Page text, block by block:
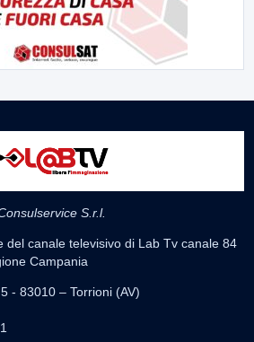
S.r.l.
del canale televisivo di Lab Tv canale 84
Campania
- 83010 – Torrioni (AV)